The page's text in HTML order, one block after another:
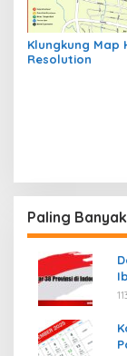
Klungkung Map
Resolution
Paling